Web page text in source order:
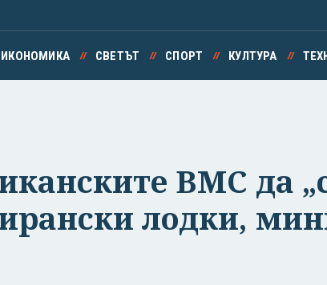
ИКОНОМИКА СВЕТЪТ СПОРТ КУЛТУРА
ВМС да
лодки,